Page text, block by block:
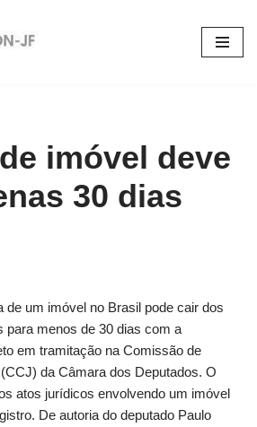
imóvel deve
30 dias
de um imóvel no Brasil pode cair dos
para menos de 30 dias com a
em tramitação na Comissão de
da Câmara dos Deputados. O
atos jurídicos envolvendo um imóvel
De autoria do deputado Paulo